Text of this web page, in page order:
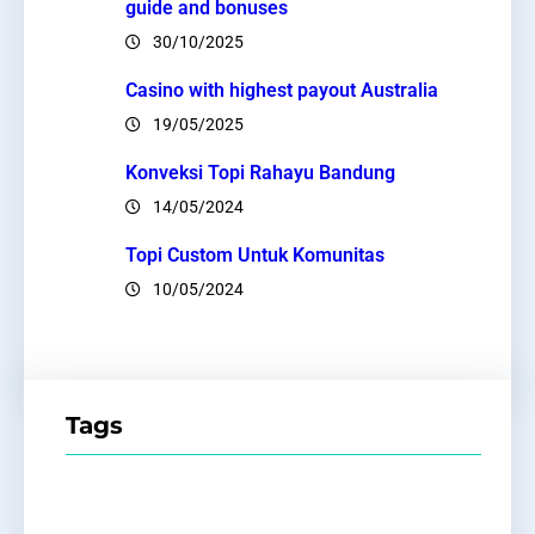
guide and bonuses
30/10/2025
Casino with highest payout Australia
19/05/2025
Konveksi Topi Rahayu Bandung
14/05/2024
Topi Custom Untuk Komunitas
10/05/2024
Tags